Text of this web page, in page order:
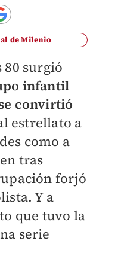
de Milenio
80 surgió
infantil
convirtió
estrellato a
como a
tras
forjó
Y a
que tuvo la
serie